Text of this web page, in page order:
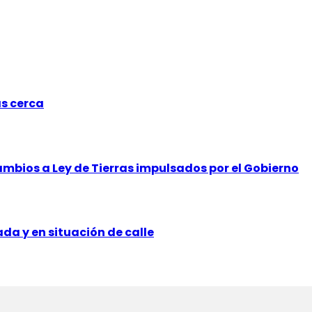
cerca
a Ley de Tierras impulsados por el Gobierno
y en situación de calle